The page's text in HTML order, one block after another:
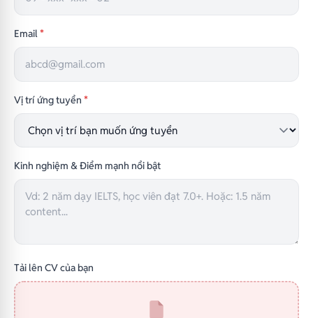
Email*
Vị trí ứng tuyển *
Kinh nghiệm & Điểm mạnh nổi bật
Tải lên CV của bạn